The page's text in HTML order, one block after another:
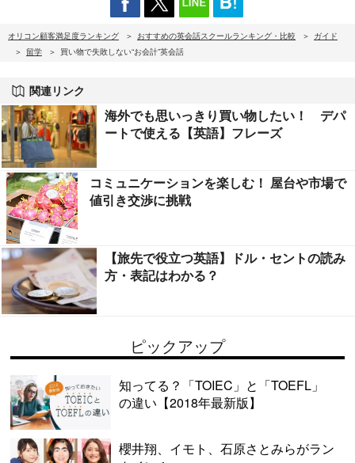
オリコン顧客満足度ランキング おすすめの英会話スクールランキング・比較
ガイド
留学
買い物で失敗しない“お会計”英会話
関連リンク
海外でも思いっきり買い物したい！ デパ
ートで使える【英語】フレーズ
コミュニケーションを楽しむ！ 屋台や市場で
値引き交渉に挑戦
【旅先で役立つ英語】ドル・セントの読み
方・表記はわかる？
ピックアップ
知ってる？「TOIEC」と「TOEFL」
の違い【2018年最新版】
櫻井翔、イモト、石原さとみらがラン